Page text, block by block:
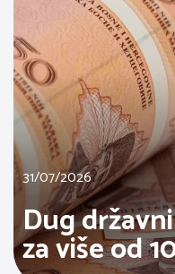
31/07/2026
Dug
za više od